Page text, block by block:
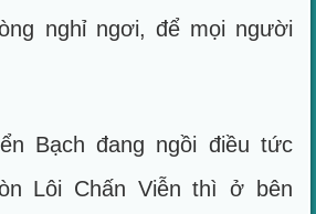
nghỉ ngơi, để mọi người
Bạch đang ngồi điều tức
Lôi Chấn Viễn thì ở bên